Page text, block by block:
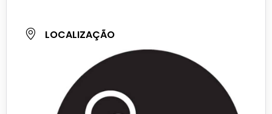
LOCALIZAÇÃO